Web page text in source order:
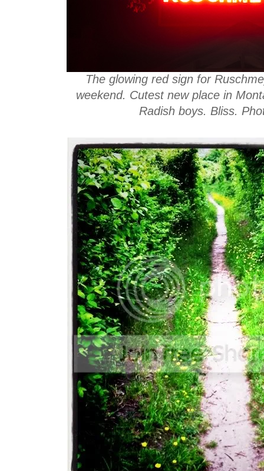
The glowing red sign for
weekend. Cutest new place in
Radish boys. Bliss.